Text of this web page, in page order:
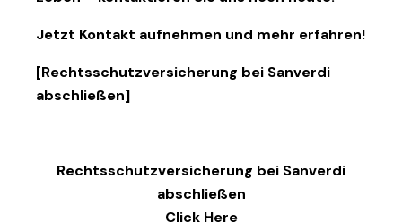
Jetzt Kontakt aufnehmen und mehr erfahren!
[Rechtsschutzversicherung bei Sanverdi
abschließen]
Rechtsschutzversicherung bei Sanverdi
abschließen
Click Here